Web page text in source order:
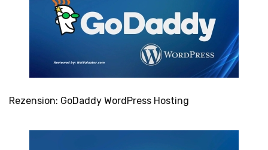
Rezension: GoDaddy WordPress Hosting